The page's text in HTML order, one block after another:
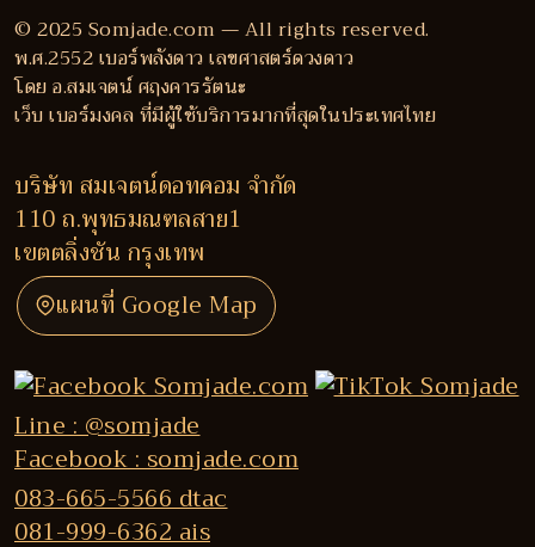
© 2025 Somjade.com — All rights reserved.
พ.ศ.2552 เบอร์พลังดาว เลขศาสตร์ดวงดาว
โดย อ.สมเจตน์ ศฤงคารรัตนะ
เว็บ เบอร์มงคล ที่มีผู้ใช้บริการมากที่สุดในประเทศไทย
บริษัท สมเจตน์ดอทคอม จำกัด
110 ถ.พุทธมณฑลสาย1
เขตตลิ่งชัน กรุงเทพ
แผนที่ Google Map
Line : @somjade
Facebook : somjade.com
083-665-5566 dtac
081-999-6362 ais